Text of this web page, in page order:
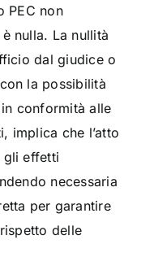
PEC non
nulla. La nullità
dal giudice o
la possibilità
conformità alle
implica che l’atto
gli effetti
necessaria
per garantire
delle